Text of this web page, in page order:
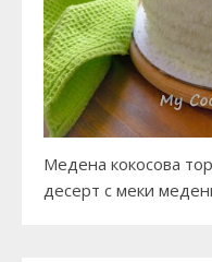
Медена кокосова
десерт с меки